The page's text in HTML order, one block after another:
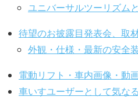
ユニバーサルツーリズム
待望のお披露目発表会、取
外観・仕様・最新の安全
電動リフト・車内画像・動
車いすユーザーとして気な